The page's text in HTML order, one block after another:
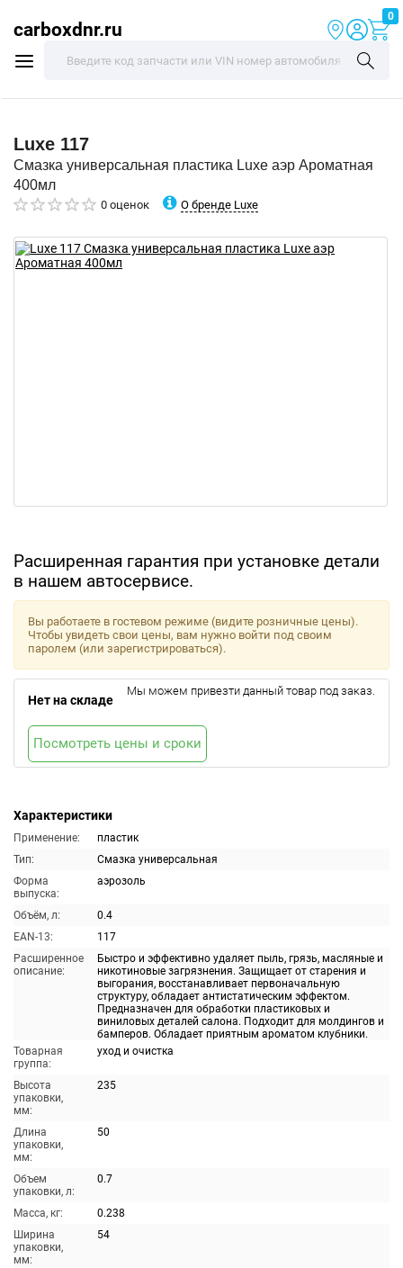
carboxdnr.ru
0
Luxe 117
Смазка универсальная пластика Luxe аэр Ароматная
400мл
0 оценок О бренде Luxe
Расширенная гарантия при установке детали
в нашем автосервисе.
Характеристики
Применение:
пластик
Тип:
Смазка универсальная
Форма
выпуска:
аэрозоль
Объём, л:
0.4
EAN-13:
117
Расширенное
описание:
Быстро и эффективно удаляет пыль, грязь, масляные и
никотиновые загрязнения. Защищает от старения и
выгорания, восстанавливает первоначальную
структуру, обладает антистатическим эффектом.
Предназначен для обработки пластиковых и
виниловых деталей салона. Подходит для молдингов и
бамперов. Обладает приятным ароматом клубники.
Товарная
группа:
уход и очистка
Высота
упаковки,
мм:
235
Длина
упаковки,
мм:
50
Объем
упаковки, л:
0.7
Масса, кг:
0.238
Ширина
упаковки,
мм:
54
Вы работаете в гостевом режиме (видите розничные цены).
Чтобы увидеть свои цены, вам нужно войти под своим
паролем (или зарегистрироваться).
Нет на складе
Мы можем привезти данный товар под заказ.
Посмотреть цены и сроки